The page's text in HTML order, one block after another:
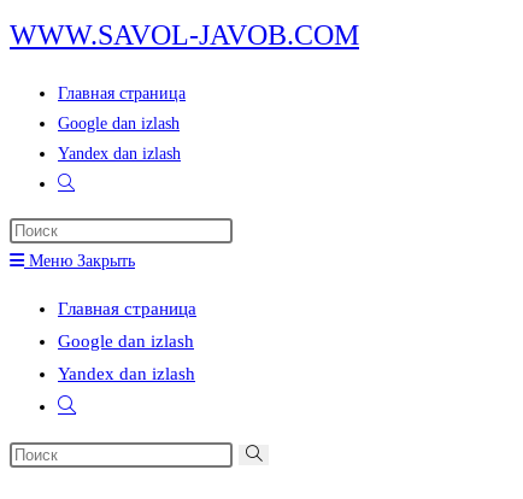
Перейти
к
содержимому
WWW.SAVOL-JAVOB.COM
Главная страница
Google dan izlash
Yandex dan izlash
Переключить
по
веб-
сайту
Меню Закрыть
Главная страница
Google dan izlash
Yandex dan izlash
Переключить
по
Поиск